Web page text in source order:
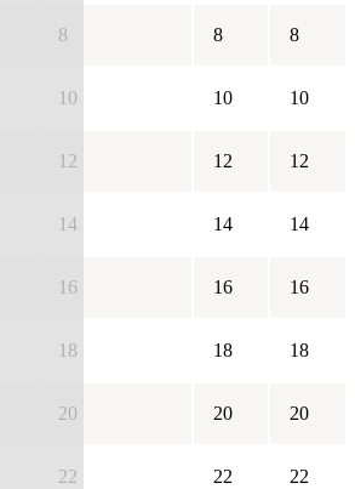
8 8 8
10 10 10
12 12 12
14 14 14
16 16 16
18 18 18
20 20 20
22 22 22